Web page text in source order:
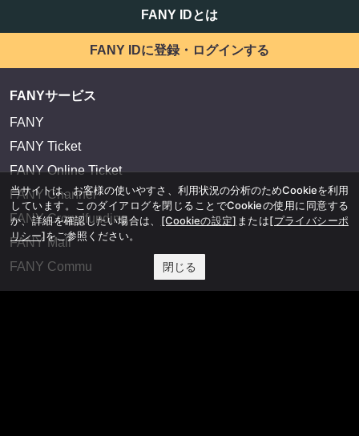
FANY IDとは
FANY IDに登録・ログインする
FANYサービス
FANY
FANY Ticket
FANY Online Ticket
FANY Channel
FANY Crowdfunding
FANY Mall
FANY Commu
当サイトは、お客様の使いやすさ、利用状況の分析のためCookieを利用
しています。このダイアログを閉じることでCookieの使用に同意する
か、詳細を確認したい場合は、 [Cookieの設定] または[プライバシーポ
リシー]をご参照ください。
閉じる